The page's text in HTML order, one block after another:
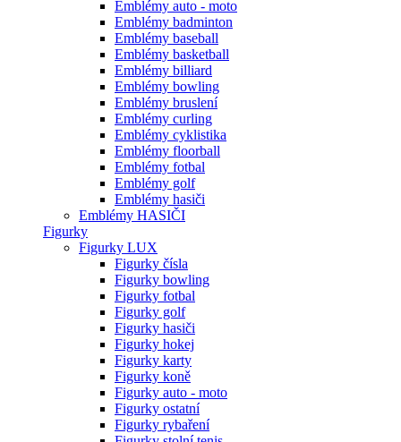
Emblémy auto - moto
Emblémy badminton
Emblémy baseball
Emblémy basketball
Emblémy billiard
Emblémy bowling
Emblémy bruslení
Emblémy curling
Emblémy cyklistika
Emblémy floorball
Emblémy fotbal
Emblémy golf
Emblémy hasiči
Emblémy HASIČI
Figurky
Figurky LUX
Figurky čísla
Figurky bowling
Figurky fotbal
Figurky golf
Figurky hasiči
Figurky hokej
Figurky karty
Figurky koně
Figurky auto - moto
Figurky ostatní
Figurky rybaření